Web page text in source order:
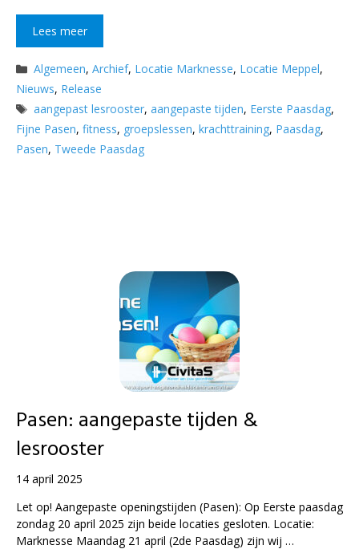
Lees meer
Categorieën
Algemeen,Archief, Locatie Marknesse, Locatie Meppel,
Nieuws, Release
Tags
aangepast lesrooster,aangepaste tijden, Eerste Paasdag,
Fijne Pasen, fitness, groepslessen, krachttraining, Paasdag,
Pasen, Tweede Paasdag
Pasen: aangepaste tijden &
lesrooster
14 april 2025
Let op! Aangepaste openingstijden (Pasen): Op Eerste paasdag
zondag 20 april 2025 zijn beide locaties gesloten. Locatie:
Marknesse Maandag 21 april (2de Paasdag) zijn wij …